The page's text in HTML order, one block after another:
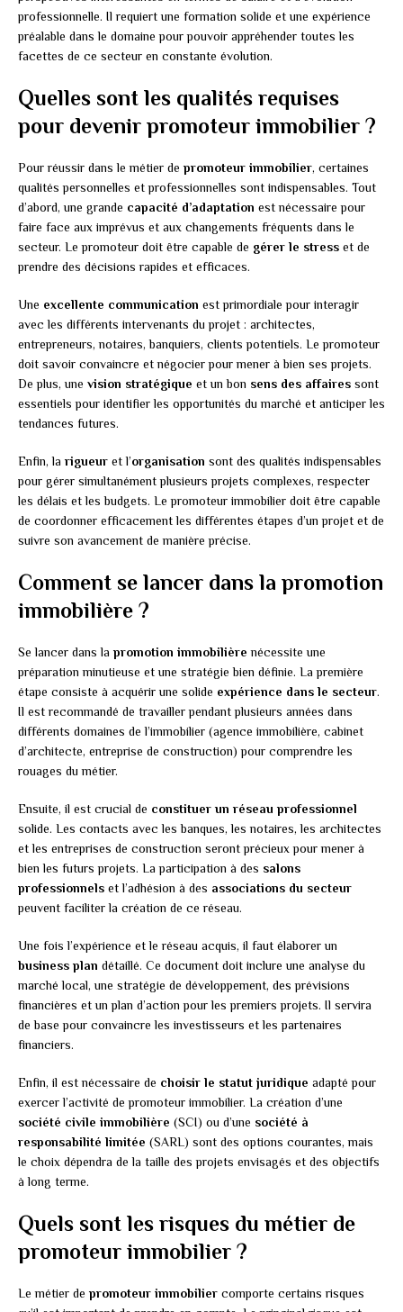
professionnelle. Il requiert une formation solide et une expérience
préalable dans le domaine pour pouvoir appréhender toutes les
facettes de ce secteur en constante évolution.
Quelles sont les qualités requises
pour devenir promoteur immobilier ?
Pour réussir dans le métier de promoteur immobilier, certaines
qualités personnelles et professionnelles sont indispensables. Tout
d’abord, une grande capacité d’adaptation est nécessaire pour
faire face aux imprévus et aux changements fréquents dans le
secteur. Le promoteur doit être capable de gérer le stress et de
prendre des décisions rapides et efficaces.
Une excellente communication est primordiale pour interagir
avec les différents intervenants du projet : architectes,
entrepreneurs, notaires, banquiers, clients potentiels. Le promoteur
doit savoir convaincre et négocier pour mener à bien ses projets.
De plus, une vision stratégique et un bon sens des affaires sont
essentiels pour identifier les opportunités du marché et anticiper les
tendances futures.
Enfin, la rigueur et l’organisation sont des qualités indispensables
pour gérer simultanément plusieurs projets complexes, respecter
les délais et les budgets. Le promoteur immobilier doit être capable
de coordonner efficacement les différentes étapes d’un projet et de
suivre son avancement de manière précise.
Comment se lancer dans la promotion
immobilière ?
Se lancer dans la promotion immobilière nécessite une
préparation minutieuse et une stratégie bien définie. La première
étape consiste à acquérir une solide expérience dans le secteur.
Il est recommandé de travailler pendant plusieurs années dans
différents domaines de l’immobilier (agence immobilière, cabinet
d’architecte, entreprise de construction) pour comprendre les
rouages du métier.
Ensuite, il est crucial de constituer un réseau professionnel
solide. Les contacts avec les banques, les notaires, les architectes
et les entreprises de construction seront précieux pour mener à
bien les futurs projets. La participation à des salons
professionnels et l’adhésion à des associations du secteur
peuvent faciliter la création de ce réseau.
Une fois l’expérience et le réseau acquis, il faut élaborer un
business plan détaillé. Ce document doit inclure une analyse du
marché local, une stratégie de développement, des prévisions
financières et un plan d’action pour les premiers projets. Il servira
de base pour convaincre les investisseurs et les partenaires
financiers.
Enfin, il est nécessaire de choisir le statut juridique adapté pour
exercer l’activité de promoteur immobilier. La création d’une
société civile immobilière (SCI) ou d’une société à
responsabilité limitée (SARL) sont des options courantes, mais
le choix dépendra de la taille des projets envisagés et des objectifs
à long terme.
Quels sont les risques du métier de
promoteur immobilier ?
Le métier de promoteur immobilier comporte certains risques